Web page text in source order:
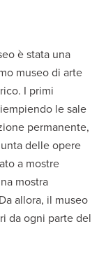
è stata una
museo di arte
I primi
le sale
permanente,
delle opere
a mostre
mostra
allora, il museo
da ogni parte del